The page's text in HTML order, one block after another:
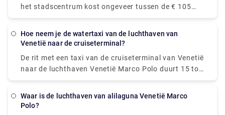
het stadscentrum kost ongeveer tussen de € 105
(US$ 118,50) en € 135 ( US$ 152,40). De prijs van
Roma naar het stadscentrum ligt tussen € 65 ( US$
gemakkelijkste manier om tussen de luchthaven en
het stadscentrum te reizen. De ATVO Express-bus is
van het centrum naar het centrale busstation,
Piazzale Roma, brengt. Deze bus gaat elke 20
hoe neem je de watertaxi van de luchthaven van
Venetië naar de cruiseterminal?
De rit met een taxi van de cruiseterminal van Venetië
naar de luchthaven Venetië Marco Polo duurt 15 tot
20 minuten. De vooraf geboekte privétransfer van
Venetië is inclusief een privérit met de watertaxi.
waar is de luchthaven van alilaguna Venetië Marco
Polo?